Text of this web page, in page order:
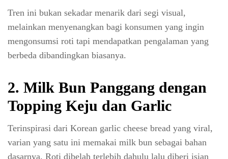
Tren ini bukan sekadar menarik dari segi visual,
melainkan menyenangkan bagi konsumen yang ingin
mengonsumsi roti tapi mendapatkan pengalaman yang
berbeda dibandingkan biasanya.
2. Milk Bun Panggang dengan
Topping Keju dan Garlic
Terinspirasi dari Korean garlic cheese bread yang viral,
varian yang satu ini memakai milk bun sebagai bahan
dasarnya. Roti dibelah terlebih dahulu lalu diberi isian